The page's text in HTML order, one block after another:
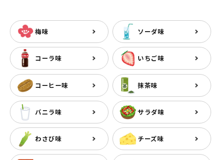
梅味 ソーダ味
コーラ味 いちご味
コーヒー味 抹茶味
バニラ味 サラダ味
わさび味 チーズ味